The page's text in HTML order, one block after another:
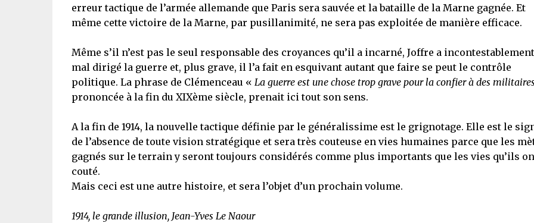
erreur tactique de l’armée allemande que Paris sera sauvée et la bataille de la Marne gagnée. Et
même cette victoire de la Marne, par pusillanimité, ne sera pas exploitée de manière efficace.
Même s’il n’est pas le seul responsable des croyances qu’il a incarné, Joffre a incontestablement
mal dirigé la guerre et, plus grave, il l’a fait en esquivant autant que faire se peut le contrôle
politique. La phrase de Clémenceau « La guerre est une chose trop grave pour la confier à des militaires
prononcée à la fin du XIXème siècle, prenait ici tout son sens.
A la fin de 1914, la nouvelle tactique définie par le généralissime est le grignotage. Elle est le
de l’absence de toute vision stratégique et sera très couteuse en vies humaines parce que les
gagnés sur le terrain y seront toujours considérés comme plus importants que les vies qu’ils
couté.
Mais ceci est une autre histoire, et sera l’objet d’un prochain volume.
1914, le grande illusion, Jean-Yves Le Naour